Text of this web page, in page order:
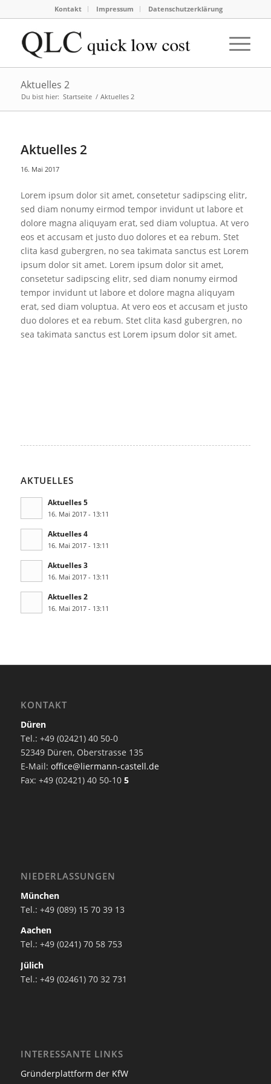
Kontakt Impressum Datenschutzerklärung
Aktuelles 2
Du bist hier: Startseite / Aktuelles 2
Aktuelles 2
16. Mai 2017
Lorem ipsum dolor sit amet, consetetur sadipscing elitr,
sed diam nonumy eirmod tempor invidunt ut labore et
dolore magna aliquyam erat, sed diam voluptua. At vero
eos et accusam et justo duo dolores et ea rebum. Stet
clita kasd gubergren, no sea takimata sanctus est Lorem
ipsum dolor sit amet. Lorem ipsum dolor sit amet,
consetetur sadipscing elitr, sed diam nonumy eirmod
tempor invidunt ut labore et dolore magna aliquyam
erat, sed diam voluptua. At vero eos et accusam et justo
duo dolores et ea rebum. Stet clita kasd gubergren, no
sea takimata sanctus est Lorem ipsum dolor sit amet.
AKTUELLES
Aktuelles 5
16. Mai 2017 - 13:11
Aktuelles 4
16. Mai 2017 - 13:11
Aktuelles 3
16. Mai 2017 - 13:11
Aktuelles 2
16. Mai 2017 - 13:11
KONTAKT
Düren
Tel.: +49 (02421) 40 50-0
52349 Düren, Oberstrasse 135
E-Mail: office@liermann-castell.de
Fax: +49 (02421) 40 50-10 5
NIEDERLASSUNGEN
München
Tel.: +49 (089) 15 70 39 13
Aachen
Tel.: +49 (0241) 70 58 753
Jülich
Tel.: +49 (02461) 70 32 731
INTERESSANTE LINKS
Gründerplattform der KfW